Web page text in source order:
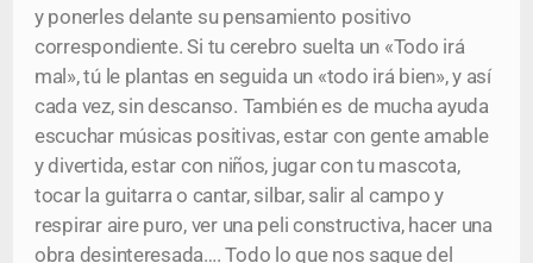
y ponerles delante su pensamiento positivo
correspondiente. Si tu cerebro suelta un «Todo irá
mal», tú le plantas en seguida un «todo irá bien», y así
cada vez, sin descanso. También es de mucha ayuda
escuchar músicas positivas, estar con gente amable
y divertida, estar con niños, jugar con tu mascota,
tocar la guitarra o cantar, silbar, salir al campo y
respirar aire puro, ver una peli constructiva, hacer una
obra desinteresada…. Todo lo que nos saque del